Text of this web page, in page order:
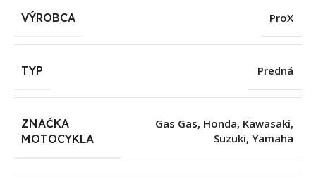
VÝROBCA ProX
TYP Predná
ZNAČKA
MOTOCYKLA
Gas Gas, Honda, Kawasaki,
Suzuki, Yamaha